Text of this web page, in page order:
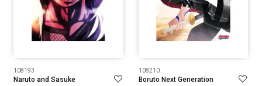
108193
Naruto and Sasuke
108210
Boruto Next Generation